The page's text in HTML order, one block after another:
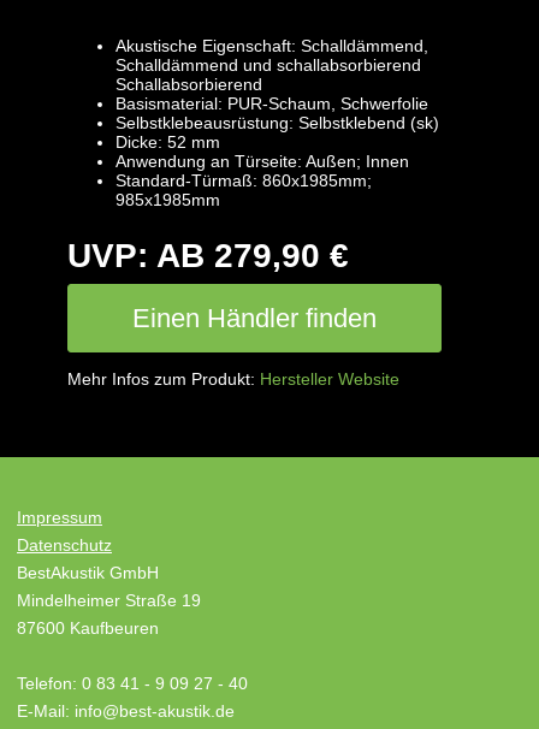
Akustische Eigenschaft: Schalldämmend,
Schalldämmend und schallabsorbierend
Schallabsorbierend
Basismaterial: PUR-Schaum, Schwerfolie
Selbstklebeausrüstung: Selbstklebend (sk)
Dicke: 52 mm
Anwendung an Türseite: Außen; Innen
Standard-Türmaß: 860x1985mm;
985x1985mm
UVP: AB 279,90 €
Einen Händler finden
Mehr Infos zum Produkt: Hersteller Website
Impressum
Datenschutz
BestAkustik GmbH
Mindelheimer Straße 19
87600 Kaufbeuren
Telefon: 0 83 41 - 9 09 27 - 40
E-Mail: info@best-akustik.de